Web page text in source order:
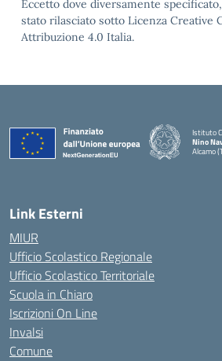
Eccetto dove diversamente
stato rilasciato sotto Licenza Creative
Attribuzione 4.0 Italia.
Istituto
Nino
Alcamo
Link Esterni
MIUR
Ufficio Scolastico Regionale
Ufficio Scolastico Territoriale
Scuola in Chiaro
Iscrizioni On Line
Invalsi
Comune